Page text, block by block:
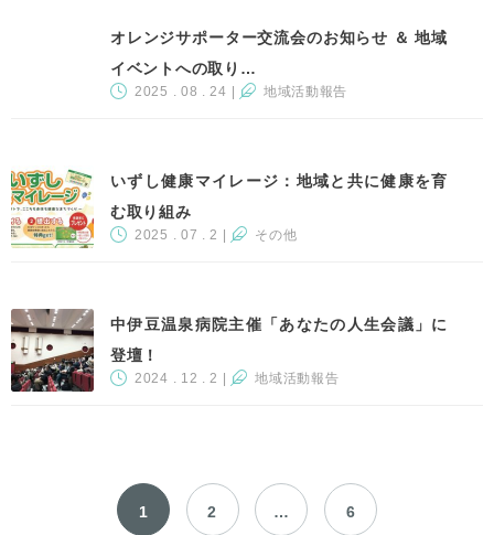
オレンジサポーター交流会のお知らせ ＆ 地域
イベントへの取り…
2025 . 08 . 24 地域活動報告
いずし健康マイレージ：地域と共に健康を育
む取り組み
2025 . 07 . 2 その他
中伊豆温泉病院主催「あなたの人生会議」に
登壇！
2024 . 12 . 2 地域活動報告
1 2 … 6